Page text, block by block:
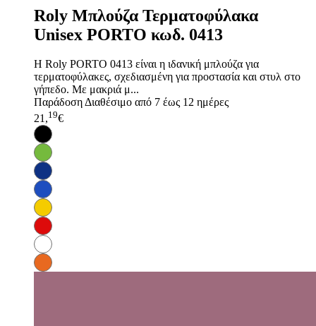
Roly Μπλούζα Τερματοφύλακα
Unisex PORTO κωδ. 0413
Η Roly PORTO 0413 είναι η ιδανική μπλούζα για
τερματοφύλακες, σχεδιασμένη για προστασία και στυλ στο
γήπεδο. Με μακριά μ...
ΠαράδοσηΔιαθέσιμο από 7 έως 12 ημέρες
21,19€